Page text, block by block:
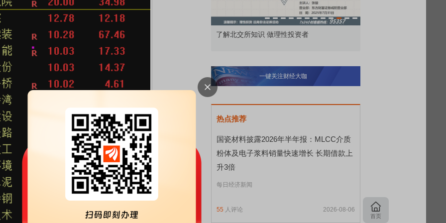
：A股再平衡的 债券知识通识：从基础认知到特色品种 了解北交所知识 做理性投资者
一键关注财经大咖
热点推荐
国瓷材料披露2026年半年报：MLCC介质
粉体及电子浆料销量快速增长 长期借款上
升3倍
每日经济新闻
55 人评论 2026-08-06
首页